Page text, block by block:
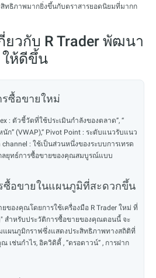
สิทธิภาพมากยิ่งขึ้นกับตราสารยอดนิยมที่มากก
ยวกับ R Traderพัฒนา
ให้ดีขึ้น
รซื้อขายใหม่
: ตัวชี้วัดที่ใช้ประเมินกำลังของตลาด”, “
ก” (VWAP),“ Pivot Point : ระดับแนวรับแนว
channel : ใช้เป็นส่วนหนึ่งของระบบการเทรด
ลยุทธ์การซื้อขายของคุณสมบูรณ์แบบ
ซื้อขายในแผนภูมิที่สะดวกขึ้น
ของคุณโดยการใช้เครื่องมือ R Trader ใหม่ ที่
สำหรับประวัติการซื้อขายของคุณตอนนี้ จะ
แผนภูมิกราฟซึ่งแสดงประสิทธิภาพทางสถิติที่
ช่นกำไร, อิควิดิคี้ , ”ดรอดาวน์” , การฝาก